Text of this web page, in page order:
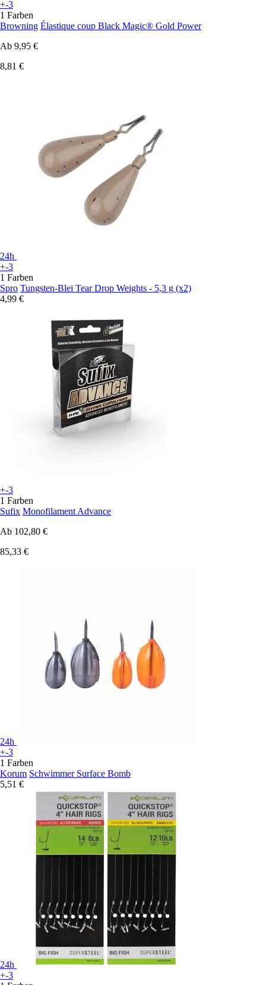
+-3
1 Farben
Browning Élastique coup Black Magic® Gold Power
Ab 9,95 €
8,81 €
24h
+-3
1 Farben
Spro Tungsten-Blei Tear Drop Weights - 5,3 g (x2)
4,99 €
+-3
1 Farben
Sufix Monofilament Advance
Ab 102,80 €
85,33 €
24h
+-3
1 Farben
Korum Schwimmer Surface Bomb
5,51 €
24h
+-3